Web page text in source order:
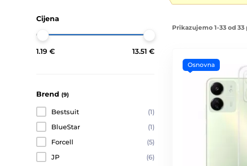
Cijena
1.19 € 13.51 €
Brend (9)
Bestsuit
(1)
BlueStar
(1)
Forcell
(5)
JP
(6)
Prikazujemo 1-33 od
Osnovna